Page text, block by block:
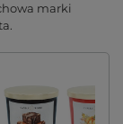
marki